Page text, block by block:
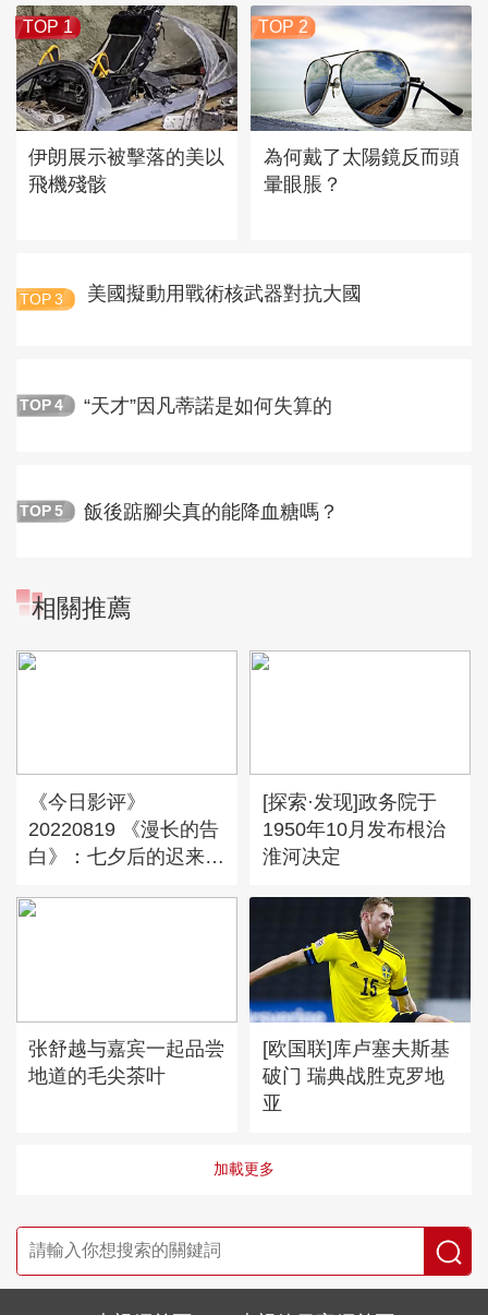
TOP 1
伊朗展示被擊落的美以
飛機殘骸
TOP 2
為何戴了太陽鏡反而頭
暈眼脹？
TOP 3 美國擬動用戰術核武器對抗大國
TOP 4 “天才”因凡蒂諾是如何失算的
TOP 5 飯後踮腳尖真的能降血糖嗎？
相關推薦
《今日影评》
20220819 《漫长的告
白》：七夕后的迟来告
[探索·发现]政务院于
1950年10月发布根治
淮河决定
张舒越与嘉宾一起品尝
地道的毛尖茶叶
[欧国联]库卢塞夫斯基
破门 瑞典战胜克罗地
亚
加載更多